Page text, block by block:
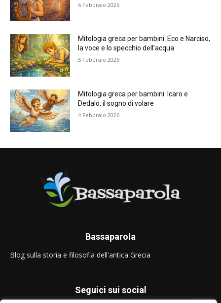
6 Febbraio 2026
Mitologia greca per bambini: Eco e Narciso,
la voce e lo specchio dell’acqua
5 Febbraio 2026
Mitologia greca per bambini: Icaro e
Dedalo, il sogno di volare
4 Febbraio 2026
Bassaparola
Blog sulla storia e filosofia dell'antica Grecia
Seguici sui social